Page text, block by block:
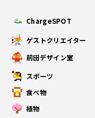
ChargeSPOT
ゲストクリエイター
前田デザイン室
スポーツ
食べ物
植物